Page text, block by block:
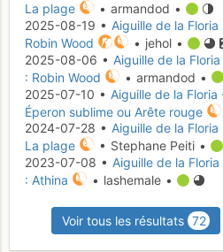
La plage
• armandod •
2025-08-19 • Aiguille de la
Robin Wood
• jehol •
2025-08-06 • Aiguille de la
: Robin Wood
• armandod •
2025-07-10 • Aiguille de la
Éperon sublime ou Arête rouge
2024-07-28 • Aiguille de la
La plage
• Stephane Peiti •
2023-07-08 • Aiguille de la
: Athina
• lashemale •
Voir tous les résultats 72